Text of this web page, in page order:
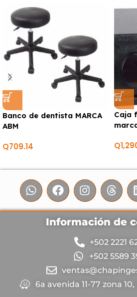
Banco de dentista MARCA
ABM
Q709.14
Caja
Q
Información de
+502 2221
+502 5589
6a avenida 11-77 zona